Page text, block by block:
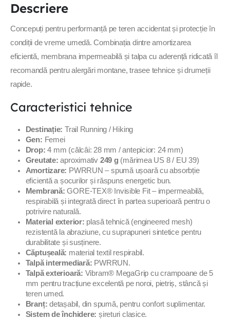
Descriere
Concepuți pentru performanță pe teren accidentat și protecție în
condiții de vreme umedă. Combinația dintre amortizarea
eficientă, membrana impermeabilă și talpa cu aderență ridicată îl
recomandă pentru alergări montane, trasee tehnice și drumeții
rapide.
Caracteristici tehnice
Destinație: Trail Running / Hiking
Gen: Femei
Drop: 4 mm (călcâi: 28 mm / antepicior: 24 mm)
Greutate: aproximativ 249 g (mărimea US 8 / EU 39)
Amortizare: PWRRUN – spumă ușoară cu absorbție
eficientă a șocurilor și răspuns energetic bun.
Membrană: GORE-TEX® Invisible Fit – impermeabilă,
respirabilă și integrată direct în partea superioară pentru o
potrivire naturală.
Material exterior: plasă tehnică (engineered mesh)
rezistentă la abraziune, cu suprapuneri sintetice pentru
durabilitate și susținere.
Căptușeală: material textil respirabil.
Talpă intermediară: PWRRUN.
Talpă exterioară: Vibram® MegaGrip cu crampoane de 5
mm pentru tracțiune excelentă pe noroi, pietriș, stâncă și
teren umed.
Branț: detașabil, din spumă, pentru confort suplimentar.
Sistem de închidere: șireturi clasice.